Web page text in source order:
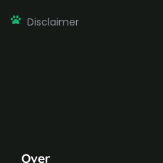
Disclaimer
Over